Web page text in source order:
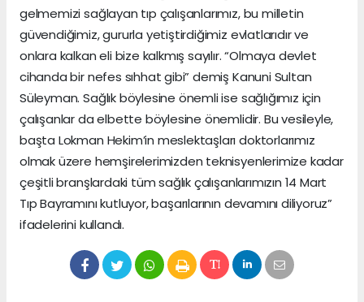
gelmemizi sağlayan tıp çalışanlarımız, bu milletin
güvendiğimiz, gururla yetiştirdiğimiz evlatlarıdır ve
onlara kalkan eli bize kalkmış sayılır. “Olmaya devlet
cihanda bir nefes sıhhat gibi” demiş Kanuni Sultan
Süleyman. Sağlık böylesine önemli ise sağlığımız için
çalışanlar da elbette böylesine önemlidir. Bu vesileyle,
başta Lokman Hekim’in meslektaşları doktorlarımız
olmak üzere hemşirelerimizden teknisyenlerimize kadar
çeşitli branşlardaki tüm sağlık çalışanlarımızın 14 Mart
Tıp Bayramını kutluyor, başarılarının devamını diliyoruz”
ifadelerini kullandı.